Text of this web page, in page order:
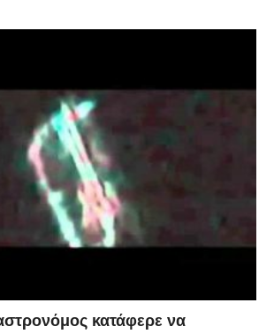
κατάφερε να